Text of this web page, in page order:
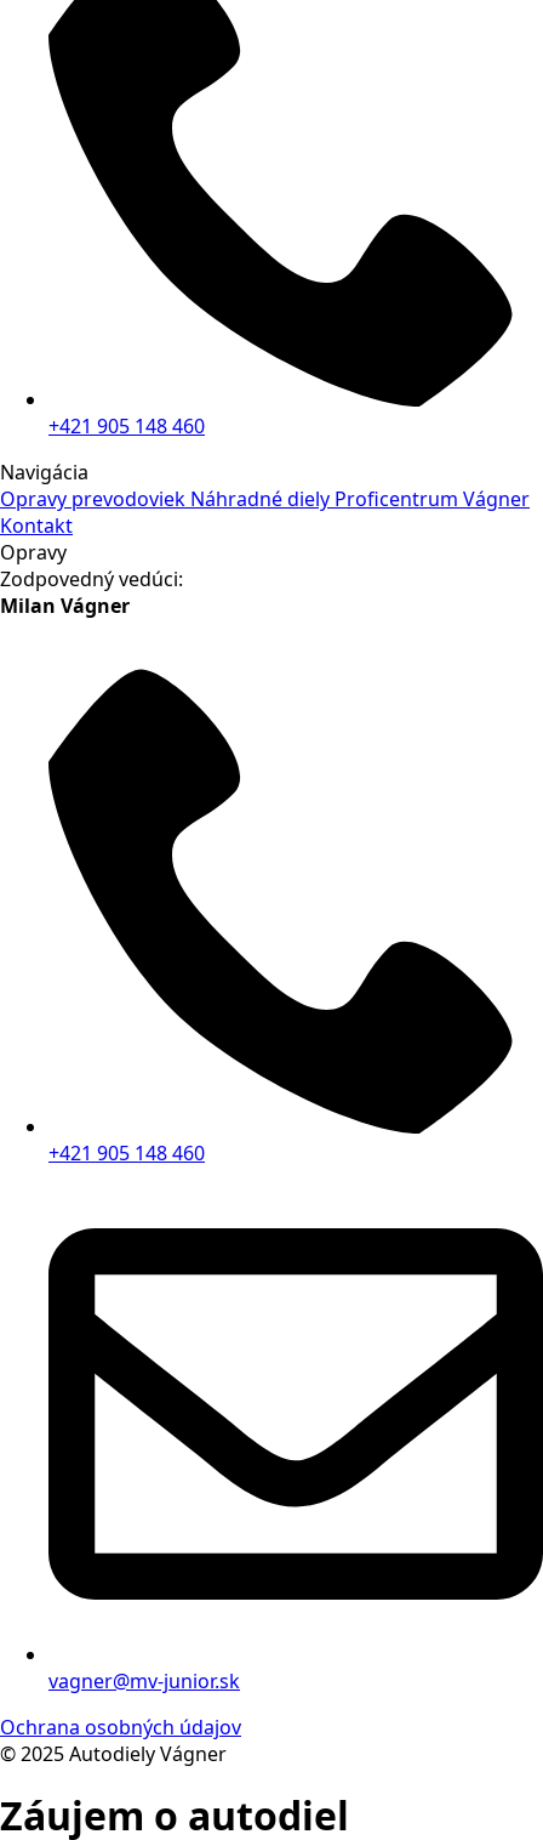
+421 905 148 460
Navigácia
Opravy prevodoviek Náhradné diely Proficentrum Vágner
Kontakt
Opravy
Zodpovedný vedúci:
Milan Vágner
+421 905 148 460
vagner@mv-junior.sk
Ochrana osobných údajov
© 2025 Autodiely Vágner
Záujem o autodiel